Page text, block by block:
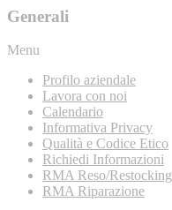
Generali
Menu
Profilo aziendale
Lavora con noi
Calendario
Informativa Privacy
Qualità e Codice Etico
Richiedi Informazioni
RMA Reso/Restocking
RMA Riparazione